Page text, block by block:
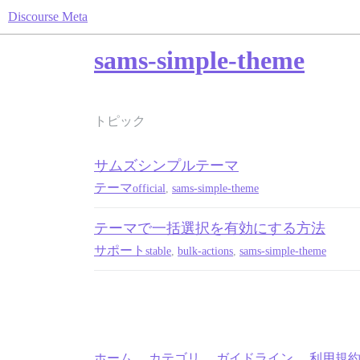
Discourse Meta
sams-simple-theme
トピック
サムズシンプルテーマ
テーマofficial sams-simple-theme
テーマで一括選択を有効にする方法
サポート stable bulk-actions sams-simple-theme